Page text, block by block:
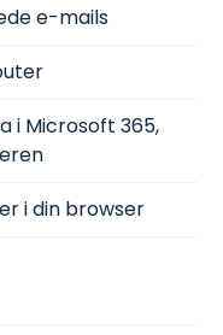
e-mails
i Microsoft 365,
i din browser